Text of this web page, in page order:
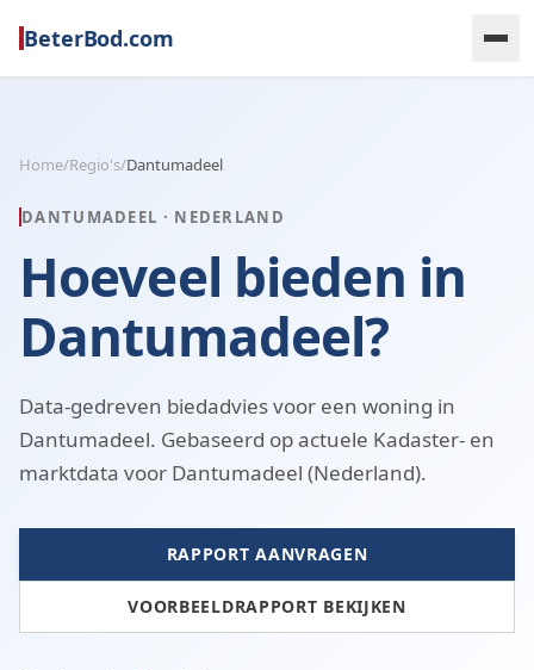
BeterBod.com
Home/Regio's/Dantumadeel
DANTUMADEEL · NEDERLAND
Hoeveel bieden in
Dantumadeel?
Data-gedreven biedadvies voor een woning in
Dantumadeel. Gebaseerd op actuele Kadaster- en
marktdata voor Dantumadeel (Nederland).
RAPPORT AANVRAGEN
VOORBEELDRAPPORT BEKIJKEN